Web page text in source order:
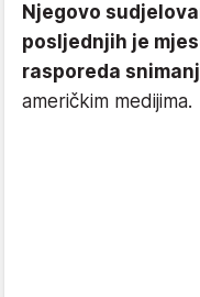
Njegovo
posljednjih je
rasporeda
američkim medijima.